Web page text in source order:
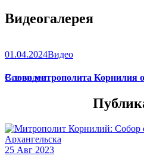
(икона),Игрицкая,Шуйская
Сергиевская(в Троице-Сергиевой
Видеогалерея
01.04.2024Видео
Слово митрополита Корнилия
Все видео
25 Авг 2023